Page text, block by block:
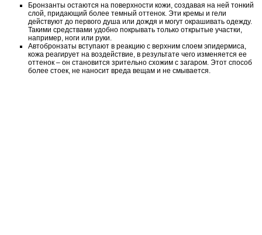
Бронзанты остаются на поверхности кожи, создавая на ней тонкий
слой, придающий более темный оттенок. Эти кремы и гели
действуют до первого душа или дождя и могут окрашивать одежду.
Такими средствами удобно покрывать только открытые участки,
например, ноги или руки.
Автобронзаты вступают в реакцию с верхним слоем эпидермиса,
кожа реагирует на воздействие, в результате чего изменяется ее
оттенок – он становится зрительно схожим с загаром. Этот способ
более стоек, не наносит вреда вещам и не смывается.